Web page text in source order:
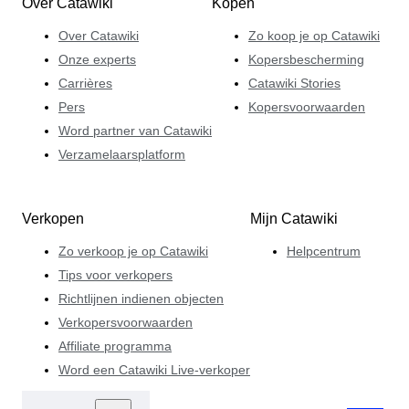
onmogelijk te weerstaan zijn.
Over Catawiki
Over Catawiki
Onze experts
Carrières
Pers
Word partner van Catawiki
Verzamelaarsplatform
Kopen
Zo koop je op Catawiki
Kopersbescherming
Catawiki Stories
Kopersvoorwaarden
Verkopen
Zo verkoop je op Catawiki
Tips voor verkopers
Richtlijnen indienen objecten
Verkopersvoorwaarden
Affiliate programma
Word een Catawiki Live-verkoper
Mijn Catawiki
Helpcentrum